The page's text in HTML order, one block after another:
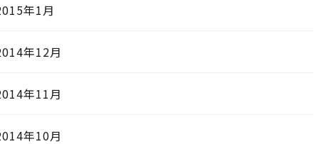
年1月
年12月
年11月
年10月